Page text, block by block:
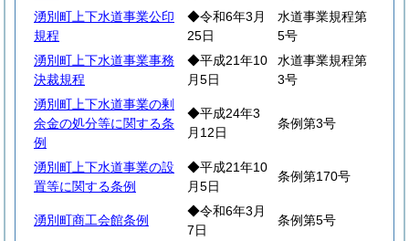
湧別町上下水道事業公印
規程
◆令和6年3月
25日
水道事業規程第
5号
湧別町上下水道事業事務
決裁規程
◆平成21年10
月5日
水道事業規程第
3号
湧別町上下水道事業の剰
余金の処分等に関する条
例
◆平成24年3
月12日
条例第3号
湧別町上下水道事業の設
置等に関する条例
◆平成21年10
月5日
条例第170号
湧別町商工会館条例
◆令和6年3月
7日
条例第5号